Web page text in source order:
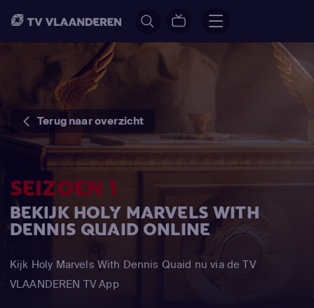
Terug naar overzicht
SEIZOEN 1
BEKIJK HOLY MARVELS WITH
DENNIS QUAID ONLINE
Kijk Holy Marvels With Dennis Quaid nu via de TV
VLAANDEREN TV App